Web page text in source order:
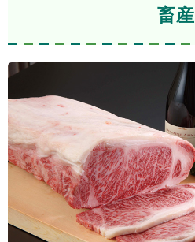
畜産